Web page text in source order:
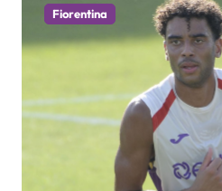
Fiorentina